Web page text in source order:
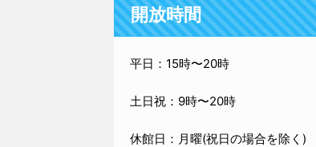
開放時間
平日：15時〜20時
土日祝：9時〜20時
休館日：月曜(祝日の場合を除く)